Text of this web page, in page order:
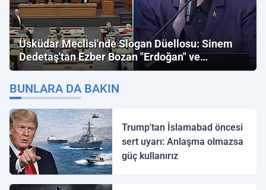
Üsküdar Meclisi'nde Slogan Düellosu: Sinem
Dedetaş'tan Ezber Bozan "Erdoğan" ve
"İmamoğlu" Çıkışı!
BUNLARA DA BAKIN
Trump'tan İslamabad öncesi
sert uyarı: Anlaşma olmazsa
güç kullanırız